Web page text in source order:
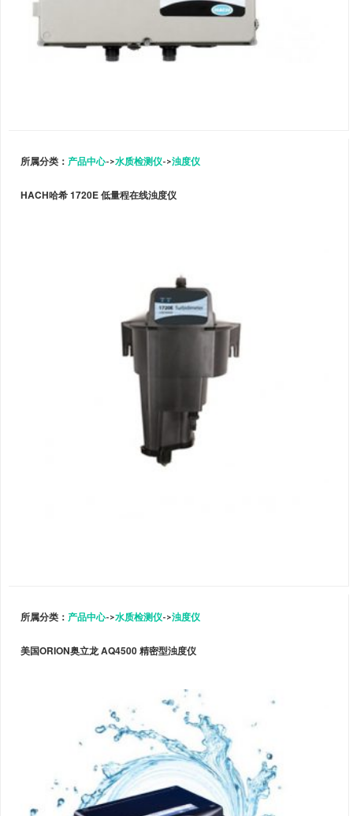
所属分类： 产品中心->水质检测仪->浊度仪
HACH哈希 1720E 低量程在线浊度仪
所属分类： 产品中心->水质检测仪->浊度仪
美国ORION奥立龙 AQ4500 精密型浊度仪